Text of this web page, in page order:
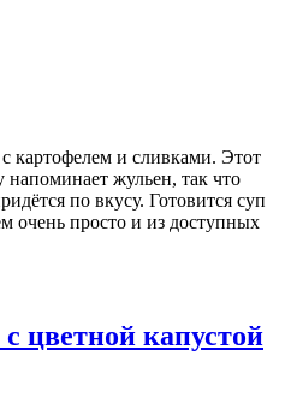
картофелем и сливками. Этот
жульен, так что
по вкусу. Готовится суп
очень просто и из доступных
цветной капустой